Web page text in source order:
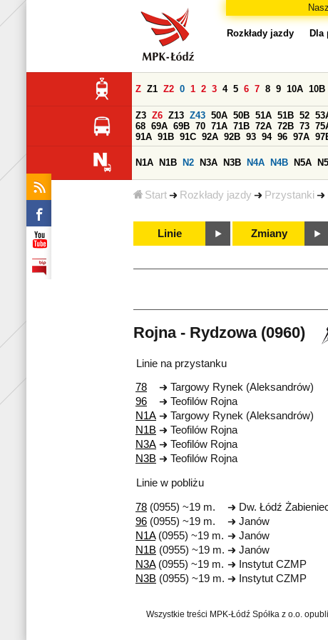
Start Rozkłady jazdy Przystanki
Rozkłady jazdy Dla
Z Z1 Z2 0 1 2 3 4 5 6 7 8 9 10A 10B
Z3 Z6 Z13 Z43 50A 50B 51A 51B 52
68 69A 69B 70 71A 71B 72A 72B 73
91A 91B 91C 92A 92B 93 94 96 97A
N1A N1B N2 N3A N3B N4A N4B N5A
Linie Zmiany
Rojna - Rydzowa (0960)
Linie na przystanku
78
Targowy Rynek (Aleksandrów)
96
Teofilów Rojna
N1A
Targowy Rynek (Aleksandrów)
N1B
Teofilów Rojna
N3A
Teofilów Rojna
N3B
Teofilów Rojna
Linie w pobliżu
78 (0955) ~19 m.
Dw. Łódź
96 (0955) ~19 m.
Janów
N1A(0955) ~19 m.
Janów
N1B (0955) ~19 m.
Janów
N3A(0955) ~19 m.
Instytut CZMP
N3B (0955) ~19 m. Instytut CZMP
Wszystkie treści MPK-Łódź Spółka z o.o.